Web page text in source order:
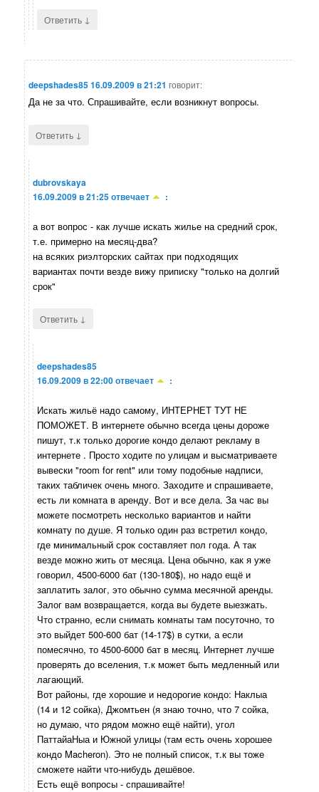
Ответить ↓
deepshades8516.09.2009 в 21:21 говорит:
Да не за что. Спрашивайте, если возникнут вопросы.
Ответить ↓
dubrovskaya
16.09.2009 в 21:25отвечает :
а вот вопрос - как лучше искать жилье на средний срок,
т.е. примерно на месяц-два?
на всяких риэлторских сайтах при подходящих
вариантах почти везде вижу приписку "только на долгий
срок"
Ответить ↓
deepshades85
16.09.2009 в 22:00отвечает :
Искать жильё надо самому, ИНТЕРНЕТ ТУТ НЕ
ПОМОЖЕТ. В интернете обычно всегда цены дороже
пишут, т.к только дорогие кондо делают рекламу в
интернете . Просто ходите по улицам и высматриваете
вывески "room for rent" или тому подобные надписи,
таких табличек очень много. Заходите и спрашиваете,
есть ли комната в аренду. Вот и все дела. За час вы
можете посмотреть несколько вариантов и найти
комнату по душе. Я только один раз встретил кондо,
где минимальный срок составляет пол года. А так
везде можно жить от месяца. Цена обычно, как я уже
говорил, 4500-6000 бат (130-180$), но надо ещё и
заплатить залог, это обычно сумма месячной аренды.
Залог вам возвращается, когда вы будете выезжать.
Что странно, если снимать комнаты там посуточно, то
это выйдет 500-600 бат (14-17$) в сутки, а если
помесячно, то 4500-6000 бат в месяц. Интернет лучше
проверять до вселения, т.к может быть медленный или
лагающий.
Вот районы, где хорошие и недорогие кондо: Наклыа
(14 и 12 сойка), Джомтьен (я знаю точно, что 7 сойка,
но думаю, что рядом можно ещё найти), угол
ПаттайаНыа и Южной улицы (там есть очень хорошее
кондо Macheron). Это не полный список, т.к вы тоже
сможете найти что-нибудь дешёвое.
Есть ещё вопросы - спрашивайте!